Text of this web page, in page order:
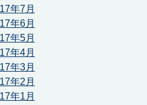
年7月
年6月
年5月
年4月
年3月
年2月
年1月